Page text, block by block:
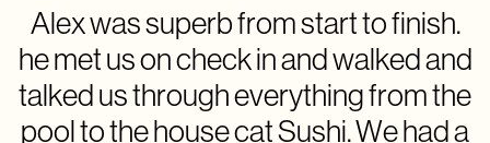
Alexwassuperbfromstarttofinish.
hemetusoncheckinandwalkedand
talkedusthrougheverythingfromthe
pooltothehousecatSushi.Wehada